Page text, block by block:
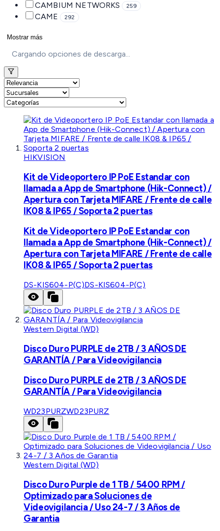
CAMBIUM NETWORKS 259
CAME 292
Mostrar más
Cargando opciones de descarga...
HIKVISION
Kit de Videoportero IP PoE Estandar con
llamada a App de Smartphone (Hik-Connect) /
Apertura con Tarjeta MIFARE / Frente de calle
IK08 & IP65 / Soporta 2 puertas
Kit de Videoportero IP PoE Estandar con
llamada a App de Smartphone (Hik-Connect) /
Apertura con Tarjeta MIFARE / Frente de calle
IK08 & IP65 / Soporta 2 puertas
DS-KIS604-P(C)DS-KIS604-P(C)
Western Digital (WD)
Disco Duro PURPLE de 2TB / 3 AÑOS DE
GARANTÍA / Para Videovigilancia
Disco Duro PURPLE de 2TB / 3 AÑOS DE
GARANTÍA / Para Videovigilancia
WD23PURZWD23PURZ
Western Digital (WD)
Disco Duro Purple de 1 TB / 5400 RPM /
Optimizado para Soluciones de
Videovigilancia / Uso 24-7 / 3 Años de
Garantia